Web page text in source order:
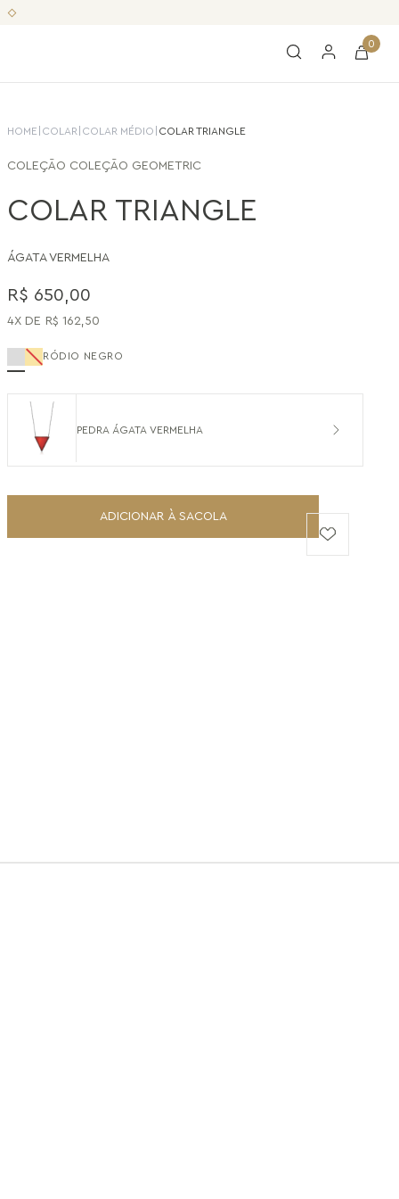
0
HOME COLAR COLAR MÉDIO COLAR TRIANGLE
COLEÇÃO COLEÇÃO GEOMETRIC
COLAR TRIANGLE
ÁGATA VERMELHA
R$ 650,00
4 R$ 162,50
RÓDIO NEGRO
PEDRA ÁGATA VERMELHA
ADICIONAR À SACOLA